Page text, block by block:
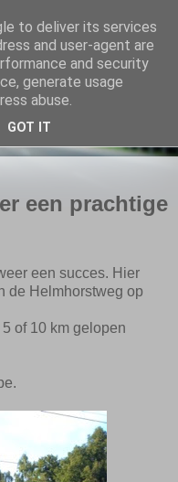
een prachtige
een succes. Hier
de Helmhorstweg op
of 10 km gelopen
to deliver its services
and user-agent are
and security
generate usage
abuse.
GOT IT